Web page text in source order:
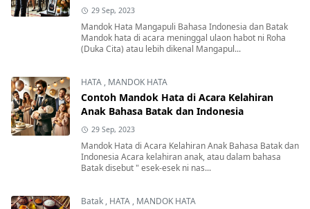
29 Sep, 2023
Mandok Hata Mangapuli Bahasa Indonesia dan Batak
Mandok hata di acara meninggal ulaon habot ni Roha
(Duka Cita) atau lebih dikenal Mangapul...
HATA , MANDOK HATA
Contoh Mandok Hata di Acara Kelahiran
Anak Bahasa Batak dan Indonesia
29 Sep, 2023
Mandok Hata di Acara Kelahiran Anak Bahasa Batak dan
Indonesia Acara kelahiran anak, atau dalam bahasa
Batak disebut " esek-esek ni nas...
Batak , HATA , MANDOK HATA